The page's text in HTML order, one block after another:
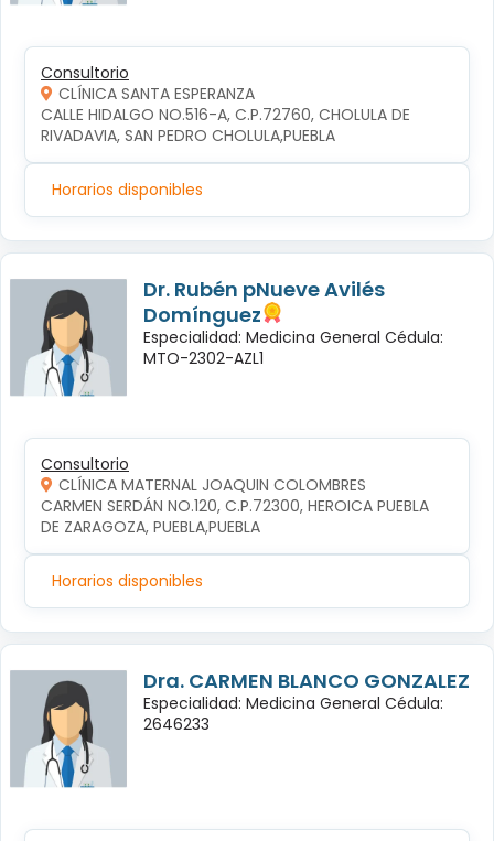
Consultorio
CLÍNICA SANTA ESPERANZA
CALLE HIDALGO NO.516-A, C.P.72760, CHOLULA DE
RIVADAVIA, SAN PEDRO CHOLULA,PUEBLA
Horarios disponibles
Dr. Rubén pNueve Avilés
Domínguez
Especialidad: Medicina General Cédula:
MTO-2302-AZL1
Consultorio
CLÍNICA MATERNAL JOAQUIN COLOMBRES
CARMEN SERDÁN NO.120, C.P.72300, HEROICA PUEBLA
DE ZARAGOZA, PUEBLA,PUEBLA
Horarios disponibles
Dra. CARMEN BLANCO GONZALEZ
Especialidad: Medicina General Cédula:
2646233